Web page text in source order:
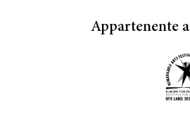
Appartenente a